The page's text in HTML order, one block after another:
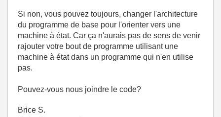
Si non, vous pouvez toujours, changer l'architecture
du programme de base pour l'orienter vers une
machine à état. Car ça n'aurais pas de sens de venir
rajouter votre bout de programme utilisant une
machine à état dans un programme qui n'en utilise
pas.
Pouvez-vous nous joindre le code?
Brice S.